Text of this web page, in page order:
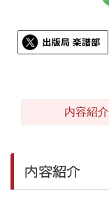
内容紹介
内容紹介